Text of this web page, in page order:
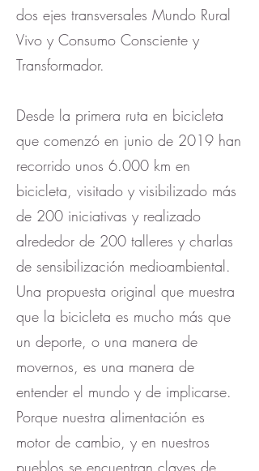
dos ejes transversales Mundo Rural
Vivo y Consumo Consciente y
Transformador.
Desde la primera ruta en bicicleta
que comenzó en junio de 2019 han
recorrido unos 6.000 km en
bicicleta, visitado y visibilizado más
de 200 iniciativas y realizado
alrededor de 200 talleres y charlas
de sensibilización medioambiental.
Una propuesta original que muestra
que la bicicleta es mucho más que
un deporte, o una manera de
movernos, es una manera de
entender el mundo y de implicarse.
Porque nuestra alimentación es
motor de cambio, y en nuestros
pueblos se encuentran claves de